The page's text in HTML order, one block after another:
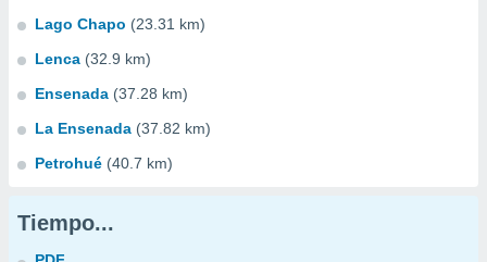
Lago Chapo (23.31 km)
Lenca (32.9 km)
Ensenada (37.28 km)
La Ensenada (37.82 km)
Petrohué (40.7 km)
Tiempo...